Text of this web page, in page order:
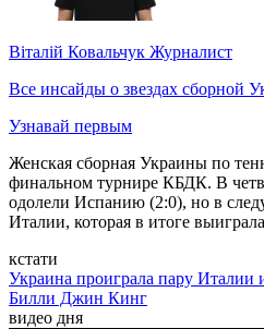
Віталій Ковальчук Журналист
Все инсайды о звездах сборной
Узнавай первым
Женская сборная Украины по
финальном турнире КБДК. В
одолели Испанию (2:0), но в
Италии, которая в итоге
кстати
Украина проиграла пару
Билли Джин Кинг
видео дня